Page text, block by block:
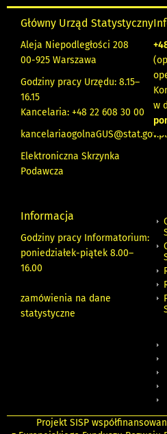
Główny Urząd Statystyczny
Aleja Niepodległości 208
00-925 Warszawa
Godziny pracy Urzędu: 8.15–
16.15
Kancelaria: +48 22 608 30 00
kancelariaogolnaGUS@stat.gov.pl
Elektroniczna Skrzynka
Podawcza
w
Informacja
Godziny pracy Informatorium:
poniedziałek-piątek 8.00–
16.00
zamówienia na dane
statystyczne
Projekt SISP